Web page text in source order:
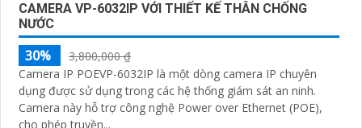
CAMERA VP-6032IP VỚI THIẾT KẾ THÂN CHỐNG
NƯỚC
30%
3,800,000 ₫
Camera IP POEVP-6032IP là một dòng camera IP chuyên
dụng được sử dụng trong các hệ thống giám sát an ninh.
Camera này hỗ trợ công nghệ Power over Ethernet (POE),
cho phép truyền...